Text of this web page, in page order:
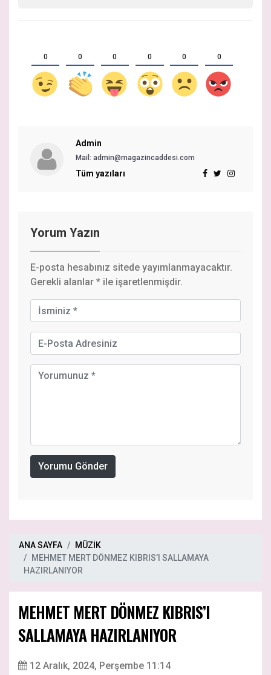
0 0 0 0 0 0
Admin
Mail: admin@magazincaddesi.com
Tüm yazıları
Yorum Yazın
E-posta hesabınız sitede yayımlanmayacaktır.
Gerekli alanlar * ile işaretlenmişdir.
Yorumu Gönder
ANA SAYFA
MÜZİK
MEHMET MERT DÖNMEZ KIBRIS’I SALLAMAYA
HAZIRLANIYOR
MEHMET MERT DÖNMEZ KIBRIS’I
SALLAMAYA HAZIRLANIYOR
12 Aralık, 2024, Perşembe 11:14